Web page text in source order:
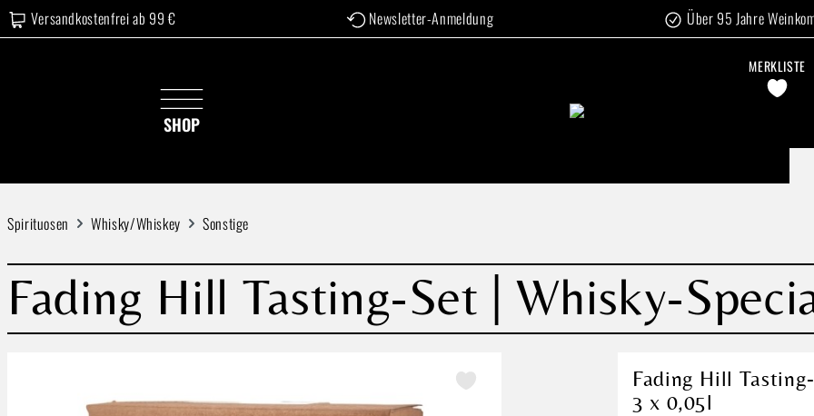
Hauptinhalt springen
Zur Suche springen
Zur Hauptnavigation springen
Versandkostenfrei ab 99 € Newsletter-Anmeldung Über 95 Jahre
SHOP
MERKLISTE
Spirituosen Whisky/Whiskey Sonstige
Fading Hill Tasting-Set | Whisky-
Fading Hill
3 x 0,05l